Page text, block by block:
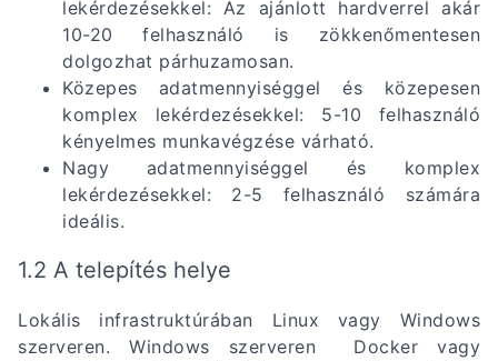
lekérdezésekkel: Az ajánlott hardverrel akár
10-20 felhasználó is zökkenőmentesen
dolgozhat párhuzamosan.
Közepes adatmennyiséggel és közepesen
komplex lekérdezésekkel: 5-10 felhasználó
kényelmes munkavégzése várható.
Nagy adatmennyiséggel és komplex
lekérdezésekkel: 2-5 felhasználó számára
ideális.
1.2 A telepítés helye
Lokális infrastruktúrában Linux vagy Windows
szerveren. Windows szerveren Docker vagy